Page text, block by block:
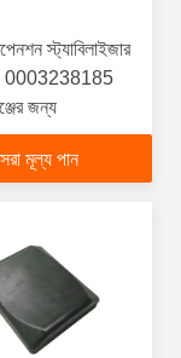
স্ট্যাবিলাইজার
0003238185
জন্য
মূল্য পান